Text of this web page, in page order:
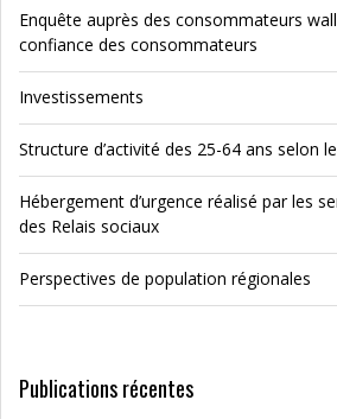
Enquête auprès des consommateurs
confiance des consommateurs
Investissements
Structure d’activité des 25-64 ans selon
Hébergement d’urgence réalisé par les
des Relais sociaux
Perspectives de population régionales
Publications récentes